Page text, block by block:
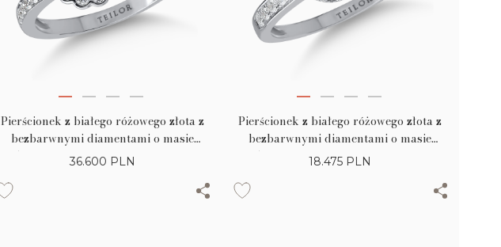
Pierścionek z białego różowego złota z
bezbarwnymi diamentami o masie
0.5ct i różowymi diamentami o masie
36.600 PLN
Pierścionek z białego różowego złota z
bezbarwnymi diamentami o masie
0.35ct i różowymi diamentami o masie
18.475 PLN